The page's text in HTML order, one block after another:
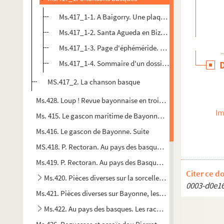
Ms.417_1-1. A Baigorry. Une plaque va être
Ms.417_1-2. Santa Agueda en Bizkaia por Isidoro
Ms.417_1-3. Page d'éphéméride. Hazaroa 25.
Ms.417_1-4. Sommaire d'un dossier sur la chanson
MS.417_2. La chanson basque
Ms.428. Loup ! Revue bayonnaise en trois actes.
Ms. 415. Le gascon maritime de Bayonne et de sa région.
Ms.416. Le gascon de Bayonne. Suite
MS.418. P. Rectoran. Au pays des basques. Sorcellerie et
Ms.419. P. Rectoran. Au pays des Basques. Sorcellerie et
Ms.420. Pièces diverses sur la sorcellerie au Pays-
Ms.421. Pièces diverses sur Bayonne, les pirates et corsaires
Ms.422. Au pays des basques. Les races maudites.
Citer ce
0003-